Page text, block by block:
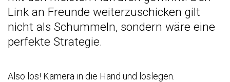
Link an Freunde weiterzuschicken gilt
nicht als Schummeln, sondern wäre eine
perfekte Strategie.
Also los! Kamera in die Hand und loslegen.